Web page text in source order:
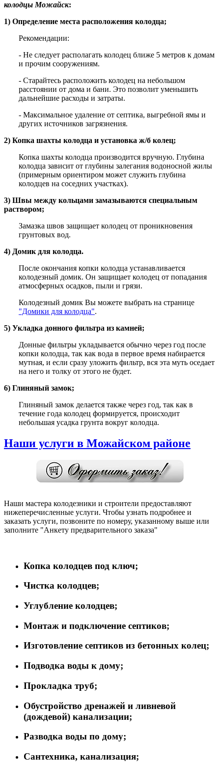
колодцы Можайск:
1) Определение места расположения колодца;
Рекомендации:
- Не следует располагать колодец ближе 5 метров к домам
и прочим сооружениям.
- Старайтесь расположить колодец на небольшом
расстоянии от дома и бани. Это позволит уменьшить
дальнейшие расходы и затраты.
- Максимальное удаление от септика, выгребной ямы и
других источников загрязнения.
2) Копка шахты колодца и установка ж/б колец;
Копка шахты колодца производится вручную. Глубина
колодца зависит от глубины залегания водоносной жилы
(примерным ориентиром может служить глубина
колодцев на соседних участках).
3) Швы между кольцами замазываются специальным
раствором;
Замазка швов защищает колодец от проникновения
грунтовых вод.
4) Домик для колодца.
После окончания копки колодца устанавливается
колодезный домик. Он защищает колодец от попадания
атмосферных осадков, пыли и грязи.
Колодезный домик Вы можете выбрать на странице
"Домики для колодца".
5) Укладка донного фильтра из камней;
Донные фильтры укладывается обычно через год после
копки колодца, так как вода в первое время набирается
мутная, и если сразу уложить фильтр, вся эта муть оседает
на него и толку от этого не будет.
6) Глиняный замок;
Глиняный замок делается также через год, так как в
течение года колодец формируется, происходит
небольшая усадка грунта вокруг колодца.
Наши услуги в Можайском районе
Наши мастера колодезники и строители предоставляют
нижеперечисленные услуги. Чтобы узнать подробнее и
заказать услуги, позвоните по номеру, указанному выше или
заполните "Анкету предварительного заказа"
Копка колодцев под ключ;
Чистка колодцев;
Углубление колодцев;
Монтаж и подключение септиков;
Изготовление септиков из бетонных колец;
Подводка воды к дому;
Прокладка труб;
Обустройство дренажей и ливневой
(дождевой) канализации;
Разводка воды по дому;
Сантехника, канализация;